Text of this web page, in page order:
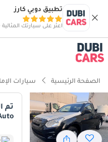
تطبيق دوبي كارز
اعثر على سيارتك
الصفحة الرئيسية سيارات
تم